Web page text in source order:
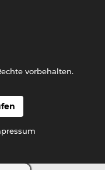
vorbehalten.